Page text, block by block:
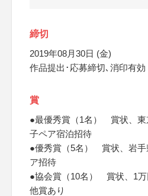
締切
2019年08月30日 (金)
作品提出･応募締切､消印有効
賞
●最優秀賞（1名） 賞状、東
子ペア宿泊招待
●優秀賞（5名） 賞状、岩手
ア招待
●協会賞（10名） 賞状、1万
他賞あり